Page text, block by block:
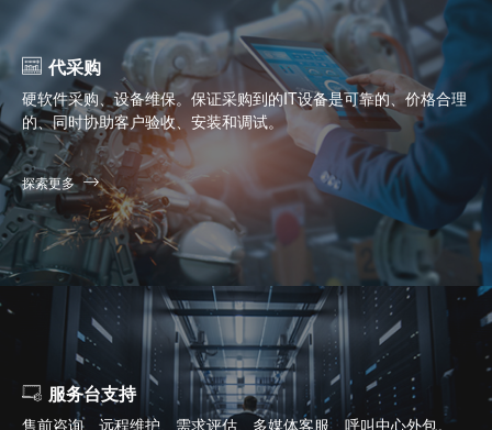
代采购
硬软件采购、设备维保。保证采购到的IT设备是可靠的、价格合理
的、同时协助客户验收、安装和调试。
探索更多
服务台支持
售前咨询、远程维护、需求评估、多媒体客服、呼叫中心外包。